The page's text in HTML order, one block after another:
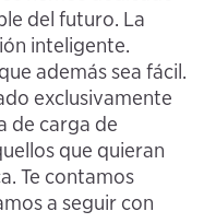
del futuro. La
inteligente.
además sea fácil.
exclusivamente
de carga de
que quieran
Te contamos
a seguir con